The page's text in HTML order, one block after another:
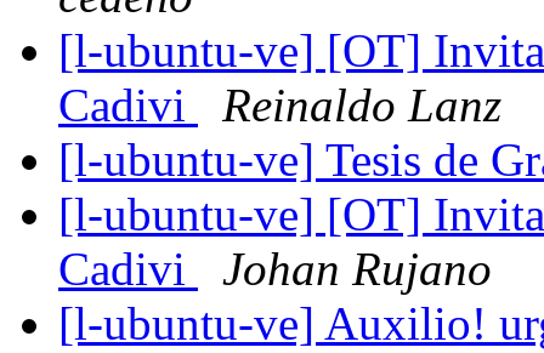
[l-ubuntu-ve] [OT]
Cadivi
Reinaldo Lanz
[l-ubuntu-ve] Tesis de
[l-ubuntu-ve] [OT]
Cadivi
Johan Rujano
[l-ubuntu-ve] Auxilio!